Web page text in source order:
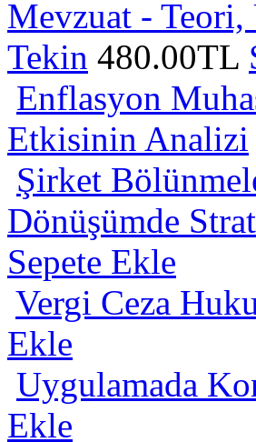
Mevzuat -
Tekin 480.00TL
Enflasyon
Etkisinin Analizi
Şirket
Dönüşümde
Sepete Ekle
Vergi Ceza
Ekle
Uygulamada
Ekle